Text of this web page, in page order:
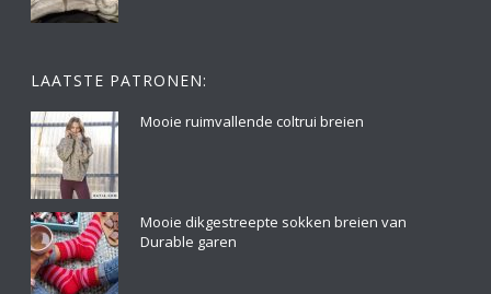
LAATSTE PATRONEN:
Mooie ruimvallende coltrui breien
Mooie dikgestreepte sokken breien van
Durable garen